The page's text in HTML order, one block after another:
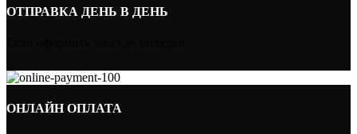
ОТПРАВКА ДЕНЬ В ДЕНЬ
ОНЛАЙН ОПЛАТА